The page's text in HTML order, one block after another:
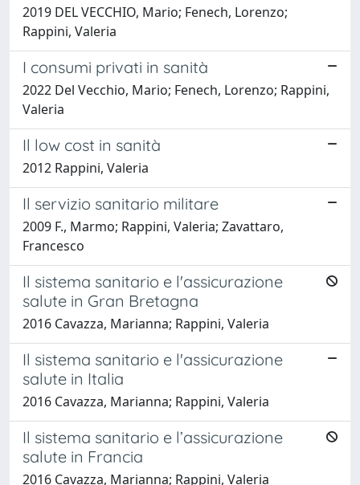
2019 DEL VECCHIO, Mario; Fenech, Lorenzo;
Rappini, Valeria
I consumi privati in sanità
2022 Del Vecchio, Mario; Fenech, Lorenzo; Rappini,
Valeria
Il low cost in sanità
2012 Rappini, Valeria
Il servizio sanitario militare
2009 F., Marmo; Rappini, Valeria; Zavattaro,
Francesco
Il sistema sanitario e l'assicurazione
salute in Gran Bretagna
2016 Cavazza, Marianna; Rappini, Valeria
Il sistema sanitario e l'assicurazione
salute in Italia
2016 Cavazza, Marianna; Rappini, Valeria
Il sistema sanitario e l’assicurazione
salute in Francia
2016 Cavazza, Marianna; Rappini, Valeria